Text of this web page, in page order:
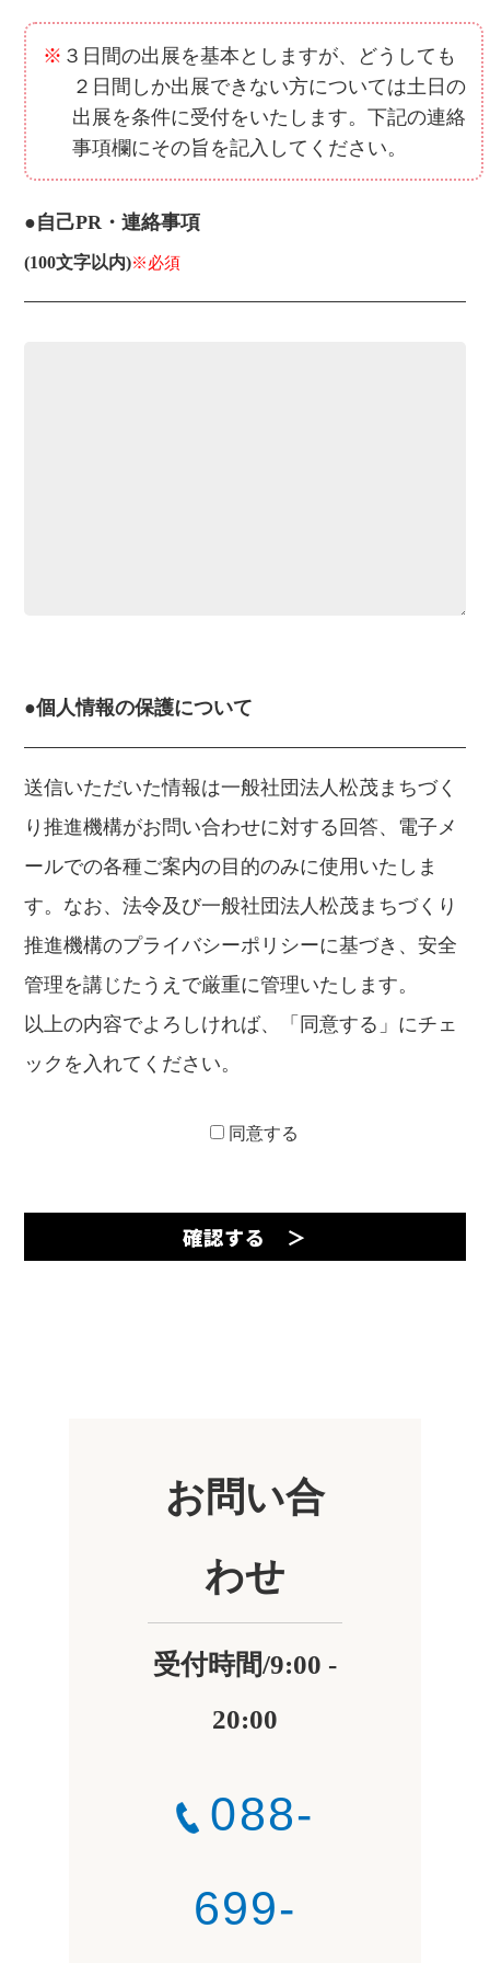
※ ３日間の出展を基本としますが、どうしても
２日間しか出展できない方については土日の
出展を条件に受付をいたします。下記の連絡
事項欄にその旨を記入してください。
●自己PR・連絡事項
(100文字以内)※必須
●個人情報の保護について
送信いただいた情報は一般社団法人松茂まちづく
り推進機構がお問い合わせに対する回答、電子メ
ールでの各種ご案内の目的のみに使用いたしま
す。なお、法令及び一般社団法人松茂まちづくり
推進機構のプライバシーポリシーに基づき、安全
管理を講じたうえで厳重に管理いたします。
以上の内容でよろしければ、「同意する」にチェ
ックを入れてください。
同意する
お問い合
わせ
受付時間/9:00 -
20:00
088-
699-